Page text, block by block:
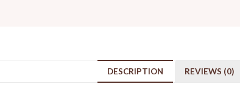
DESCRIPTION REVIEWS (0)